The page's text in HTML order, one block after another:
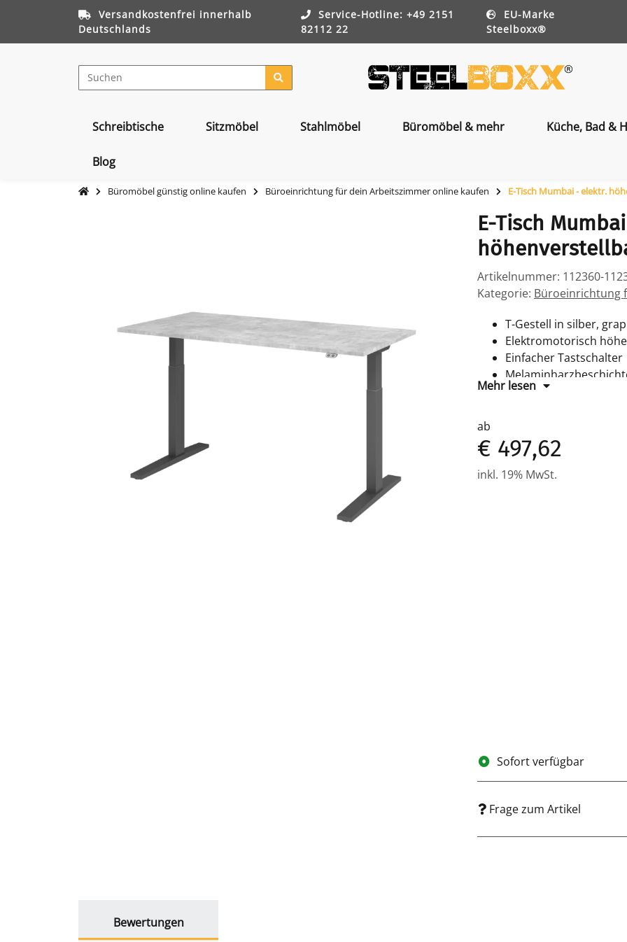
Versandkostenfrei innerhalb
Deutschlands
Service-Hotline: +49 2151
82112 22
EU-Marke
Steelboxx®
Schreibtische Sitzmöbel Stahlmöbel Büromöbel & mehr Küche, Bad &
Blog
Büromöbel günstig online kaufen Büroeinrichtung für dein Arbeitszimmer online kaufen E-Tisch Mumbai - elektr.
E-Tisch
Artikelnummer: 112360-
Kategorie: Büroeinrichtung
T-Gestell in silber,
Elektromotorisch
Einfacher Tastschalter
Mehr lesen
ab
€ 497,62
inkl. 19% MwSt.
Sofort verfügbar
Frage zum Artikel
Bewertungen